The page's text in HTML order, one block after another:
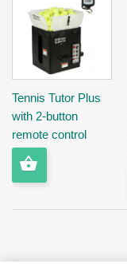
Tennis Tutor Plus
with 2-button
remote control